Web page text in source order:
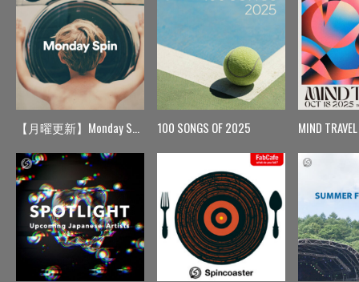
【月曜更新】Monday Spin 100 SONGS OF 2025 MIND TRAVEL